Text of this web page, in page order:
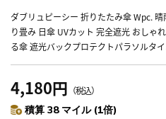
ダブリュピーシー 折りたたみ傘 Wpc.
り畳み 日傘 UVカット 完全遮光 おしゃ
る傘 遮光バックプロテクトパラソルタ
4,180円 （税込）
積算 38 マイル (1倍)